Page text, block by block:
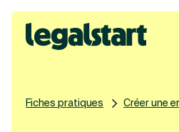
Legalstart
Fiches pratiques Créer une